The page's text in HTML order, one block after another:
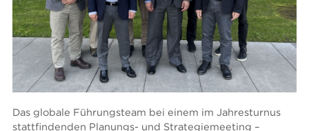
Das globale Führungsteam bei einem im Jahresturnus
stattfindenden Planungs- und Strategiemeeting –